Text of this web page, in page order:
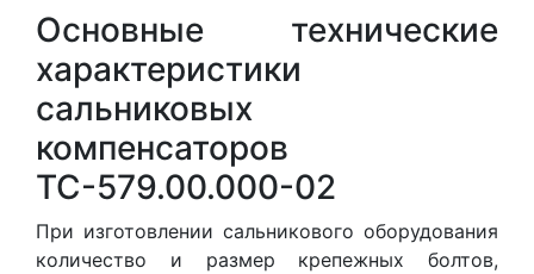
Основные технические
характеристики
сальниковых
компенсаторов
ТС-579.00.000-02
При изготовлении сальникового оборудования
количество и размер крепежных болтов,